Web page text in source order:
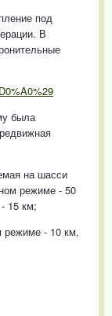
под
В
была
на шасси
режиме - 50
15 км;
режиме - 10 км,